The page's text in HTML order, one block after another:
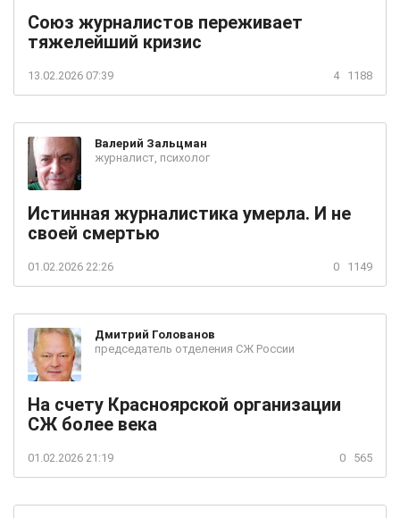
Союз журналистов переживает
тяжелейший кризис
13.02.2026 07:39 4 1188
Валерий Зальцман
журналист, психолог
Истинная журналистика умерла. И не
своей смертью
01.02.2026 22:26 0 1149
Дмитрий Голованов
председатель отделения СЖ России
На счету Красноярской организации
СЖ более века
01.02.2026 21:19 0 565